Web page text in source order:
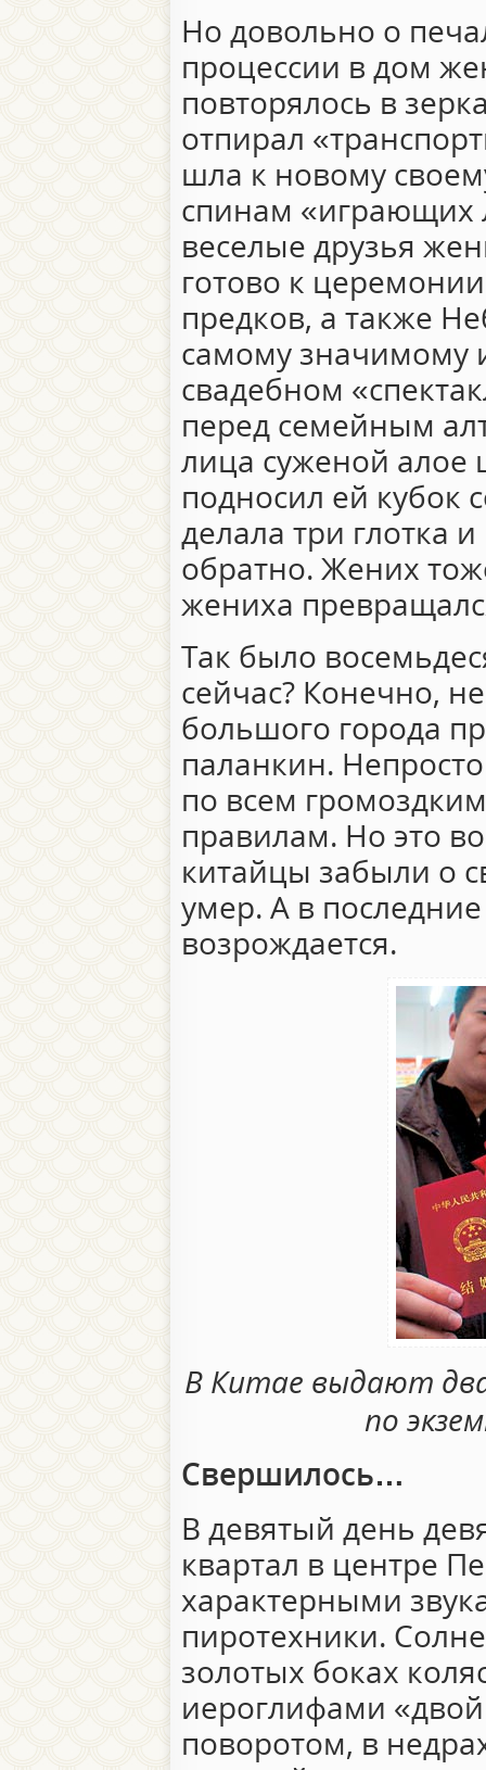
Но довольно о
процессии в дом
повторялось в
отпирал
шла к новому
спинам «играющих
веселые друзья
готово к
предков, а также
самому значимому
свадебном
перед семейным
лица суженой алое
подносил ей
делала три глотка
обратно. Жених
жениха
Так было
сейчас? Конечно,
большого города
паланкин.
по всем
правилам. Но это
китайцы забыли о
умер. А в
возрождается.
В Китае выдают
по
Свершилось…
В девятый день
квартал в центре
характерными
пиротехники.
золотых боках
иероглифами
поворотом, в